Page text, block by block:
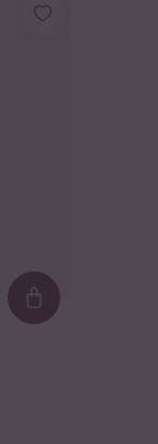
Loading...